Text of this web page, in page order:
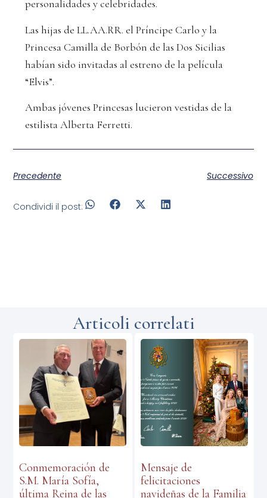
personalidades y celebridades.
Las hijas de LL.AA.RR. el Príncipe Carlo y la
Princesa Camilla de Borbón de las Dos Sicilias
habían sido invitadas al estreno de la película
“Elvis”.
Ambas jóvenes Princesas lucieron vestidas de la
estilista Alberta Ferretti.
Precedente Successivo
Condividi il post:
Articoli correlati
Conmemoración de
S.M. María Sofía,
última Reina de las
Mensaje de
felicitaciones
navideñas de la Familia